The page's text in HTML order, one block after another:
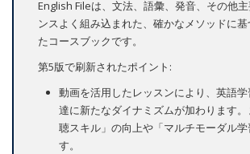
English Fileは、文法、語彙、発音、その他
ンスよく組み込まれた、確かなメソッドに
たコースブックです。
第5版で刷新されたポイント:
動画を活用したレッスンにより、英語
達に新たなダイナミズムが加わります
聴スキル」の向上や「マルチモーダル
す。